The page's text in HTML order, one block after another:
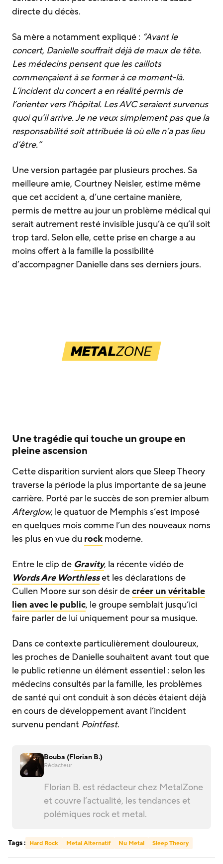
directe du décès.
Sa mère a notamment expliqué : “Avant le
concert, Danielle souffrait déjà de maux de tête.
Les médecins pensent que les caillots
commençaient à se former à ce moment-là.
L’incident du concert a en réalité permis de
l’orienter vers l’hôpital. Les AVC seraient survenus
quoi qu’il arrive. Je ne veux simplement pas que la
responsabilité soit attribuée là où elle n’a pas lieu
d’être.”
Une version partagée par plusieurs proches. Sa
meilleure amie, Courtney Neisler, estime même
que cet accident a, d’une certaine manière,
permis de mettre au jour un problème médical qui
serait autrement resté invisible jusqu’à ce qu’il soit
trop tard. Selon elle, cette prise en charge a au
moins offert à la famille la possibilité
d’accompagner Danielle dans ses derniers jours.
Une tragédie qui touche un groupe en
pleine ascension
Cette disparition survient alors que Sleep Theory
traverse la période la plus importante de sa jeune
carrière. Porté par le succès de son premier album
Afterglow, le quatuor de Memphis s’est imposé
en quelques mois comme l’un des nouveaux noms
les plus en vue du rock moderne.
Entre le clip de Gravity, la récente vidéo de
Words Are Worthlesset les déclarations de
Cullen Moore sur son désir decréer un véritable
lien avec le public, le groupe semblait jusqu’ici
faire parler de lui uniquement pour sa musique.
Dans ce contexte particulièrement douloureux,
les proches de Danielle souhaitent avant tout que
le public retienne un élément essentiel : selon les
médecins consultés par la famille, les problèmes
de santé qui ont conduit à son décès étaient déjà
en cours de développement avant l’incident
survenu pendant Pointfest.
Bouba (Florian B.)
Rédacteur
Florian B. est rédacteur chez MetalZone
et couvre l’actualité, les tendances et
polémiques rock et metal.
Tags : Hard Rock Metal Alternatif Nu Metal Sleep Theory